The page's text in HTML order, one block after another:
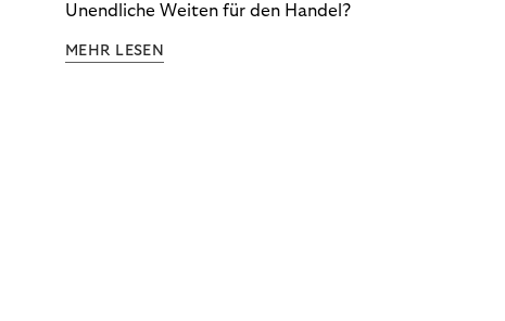
Unendliche Weiten für den Handel?
MEHR LESEN